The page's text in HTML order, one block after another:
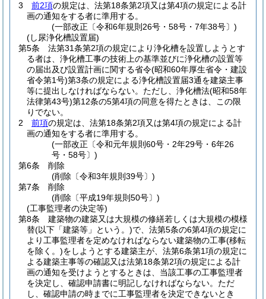
3
前2項の規定は、法第18条第2項又は第4項の規定による計
画の通知をする者に準用する。
(一部改正〔令和6年規則26号・58号・7年38号〕)
(し尿浄化槽設置届)
第5条
法第31条第2項の規定により浄化槽を設置しようとす
る者は、浄化槽工事の技術上の基準並びに浄化槽の設置等
の届出及び設置計画に関する省令(昭和60年厚生省令・建設
省令第1号)第3条の規定による浄化槽設置届3通を建築主事
等に提出しなければならない。 ただし、浄化槽法(昭和58年
法律第43号)第12条の5第4項の同意を得たときは、この限
りでない。
2
前項の規定は、法第18条第2項又は第4項の規定による計
画の通知をする者に準用する。
(一部改正〔令和元年規則60号・2年29号・6年26
号・58号〕)
第6条
削除
(削除〔令和3年規則39号〕)
第7条
削除
(削除〔平成19年規則50号〕)
(工事監理者の決定等)
第8条
建築物の建築又は大規模の修繕若しくは大規模の模様
替(以下「建築等」という。)で、法第5条の6第4項の規定に
より工事監理者を定めなければならない建築物の工事(移転
を除く。)をしようとする建築主が、法第6条第1項の規定に
よる建築主事等の確認又は法第18条第2項の規定による計
画の通知を受けようとするときは、当該工事の工事監理者
を決定し、確認申請書に明記しなければならない。 ただ
し、確認申請の時までに工事監理者を決定できないとき